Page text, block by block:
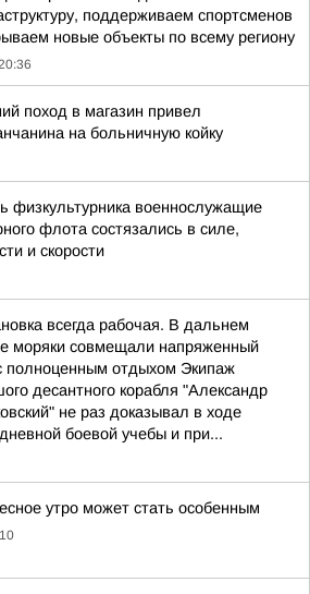
поддерживаем спортсменов
новые объекты по всему региону
поход в магазин привел
на больничную койку
физкультурника военнослужащие
флота состязались в силе,
и скорости
всегда рабочая. В дальнем
моряки совмещали напряженный
полноценным отдыхом Экипаж
десантного корабля "Александр
не раз доказывал в ходе
боевой учебы и при...
утро может стать особенным